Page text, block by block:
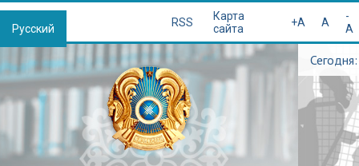
Русский
RSS
Карта
сайта
+A A
-
A